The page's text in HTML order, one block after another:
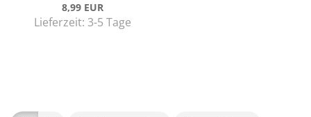
8,99 EUR
Lieferzeit: 3-5 Tage